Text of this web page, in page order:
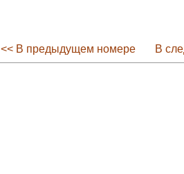
<< В предыдущем номере В